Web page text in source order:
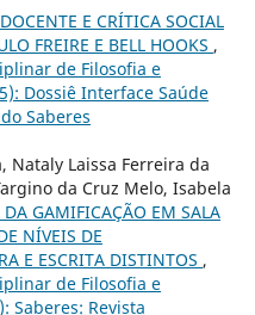
E CRÍTICA SOCIAL
FREIRE E BELL HOOKS ,
de Filosofia e
Dossiê Interface Saúde
Saberes
Nataly Laissa Ferreira da
da Cruz Melo, Isabela
GAMIFICAÇÃO EM SALA
NÍVEIS DE
E ESCRITA DISTINTOS ,
de Filosofia e
Saberes: Revista